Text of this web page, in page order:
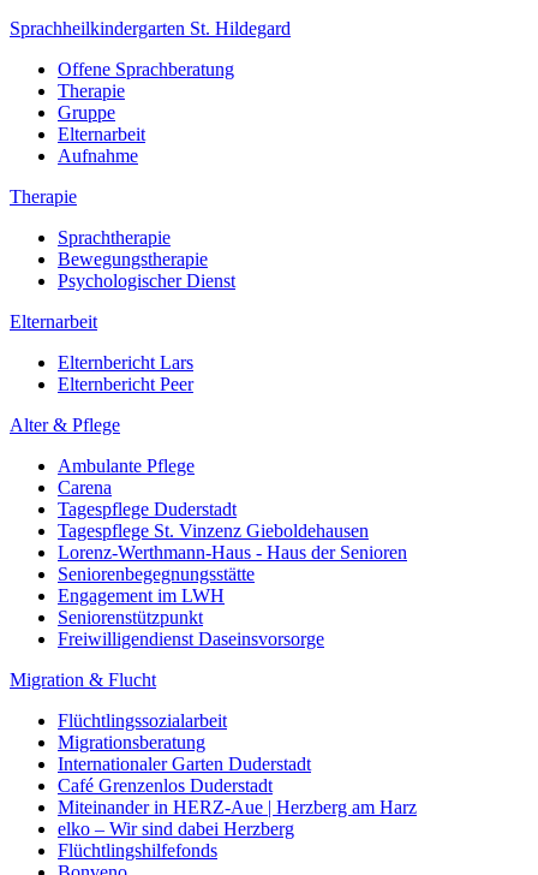
Sprachheilkindergarten St. Hildegard
Offene Sprachberatung
Therapie
Gruppe
Elternarbeit
Aufnahme
Therapie
Sprachtherapie
Bewegungstherapie
Psychologischer Dienst
Elternarbeit
Elternbericht Lars
Elternbericht Peer
Alter & Pflege
Ambulante Pflege
Carena
Tagespflege Duderstadt
Tagespflege St. Vinzenz Gieboldehausen
Lorenz-Werthmann-Haus - Haus der Senioren
Seniorenbegegnungsstätte
Engagement im LWH
Seniorenstützpunkt
Freiwilligendienst Daseinsvorsorge
Migration & Flucht
Flüchtlingssozialarbeit
Migrationsberatung
Internationaler Garten Duderstadt
Café Grenzenlos Duderstadt
Miteinander in HERZ-Aue | Herzberg am Harz
elko – Wir sind dabei Herzberg
Flüchtlingshilfefonds